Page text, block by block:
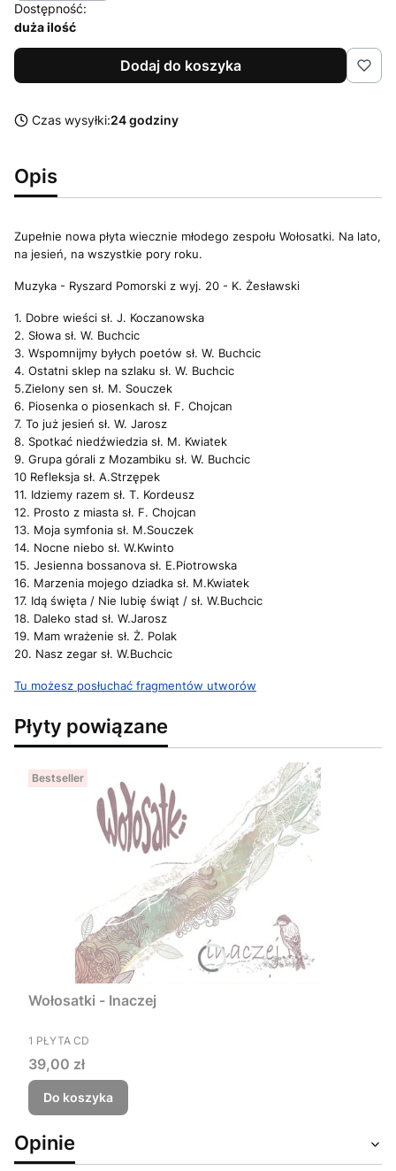
Dostępność:
duża ilość
Dodaj do koszyka
Czas wysyłki:24 godziny
Opis
Zupełnie nowa płyta wiecznie młodego zespołu Wołosatki. Na lato,
na jesień, na wszystkie pory roku.
Muzyka - Ryszard Pomorski z wyj. 20 - K. Żesławski
1. Dobre wieści sł. J. Koczanowska
2. Słowa sł. W. Buchcic
3. Wspomnijmy byłych poetów sł. W. Buchcic
4. Ostatni sklep na szlaku sł. W. Buchcic
5.Zielony sen sł. M. Souczek
6. Piosenka o piosenkach sł. F. Chojcan
7. To już jesień sł. W. Jarosz
8. Spotkać niedźwiedzia sł. M. Kwiatek
9. Grupa górali z Mozambiku sł. W. Buchcic
10 Refleksja sł. A.Strzępek
11. Idziemy razem sł. T. Kordeusz
12. Prosto z miasta sł. F. Chojcan
13. Moja symfonia sł. M.Souczek
14. Nocne niebo sł. W.Kwinto
15. Jesienna bossanova sł. E.Piotrowska
16. Marzenia mojego dziadka sł. M.Kwiatek
17. Idą święta / Nie lubię świąt / sł. W.Buchcic
18. Daleko stad sł. W.Jarosz
19. Mam wrażenie sł. Ż. Polak
20. Nasz zegar sł. W.Buchcic
Tu możesz posłuchać fragmentów utworów
Płyty powiązane
Bestseller
Wołosatki - Inaczej
PRODUCENT
1 PŁYTA CD
Cena
39,00 zł
Do koszyka
Opinie